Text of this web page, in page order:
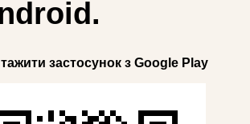
застосунок з Google Play